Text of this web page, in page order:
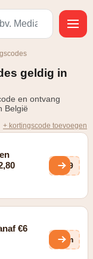
geldig in
en ontvang
België
+ kortingscode toevoegen
Ih9
€6
WKm